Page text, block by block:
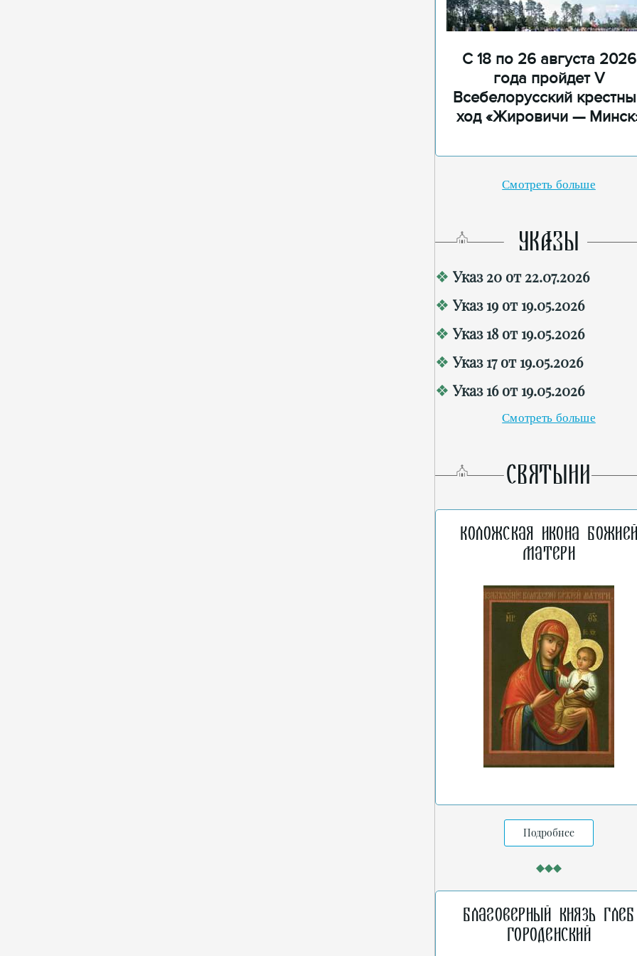
С 18 по 26 августа 2026
года пройдет V
Всебелорусский
ход «Жировичи —
Смотреть больше
УКАЗЫ
Указ 20 от 22.07.2026
Указ 19 от 19.05.2026
Указ 18 от 19.05.2026
Указ 17 от 19.05.2026
Указ 16 от 19.05.2026
Смотреть больше
СВЯТЫНИ
Коложская икона
Матери
Подробнее
Благоверный князь Глеб
Городенский